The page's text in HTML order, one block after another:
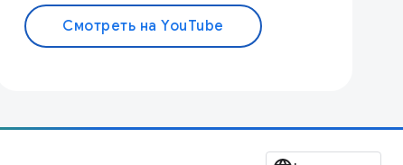
Смотреть на YouTube